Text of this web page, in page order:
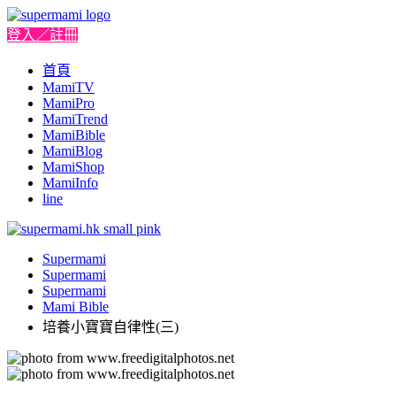
登入／註冊
首頁
MamiTV
MamiPro
MamiTrend
MamiBible
MamiBlog
MamiShop
MamiInfo
line
Supermami
Supermami
Supermami
Mami Bible
培養小寶寶自律性(三)